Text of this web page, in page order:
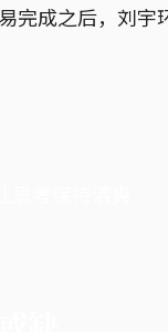
完成之后，刘宇